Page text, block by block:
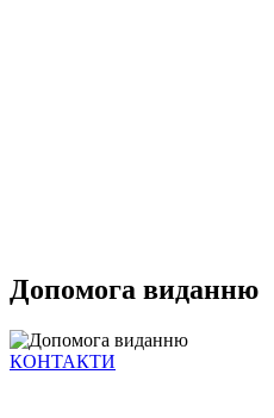
Допомога виданню
КОНТАКТИ